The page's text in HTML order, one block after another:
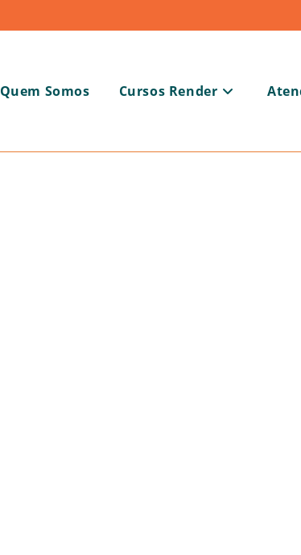
Quem Somos Cursos Render